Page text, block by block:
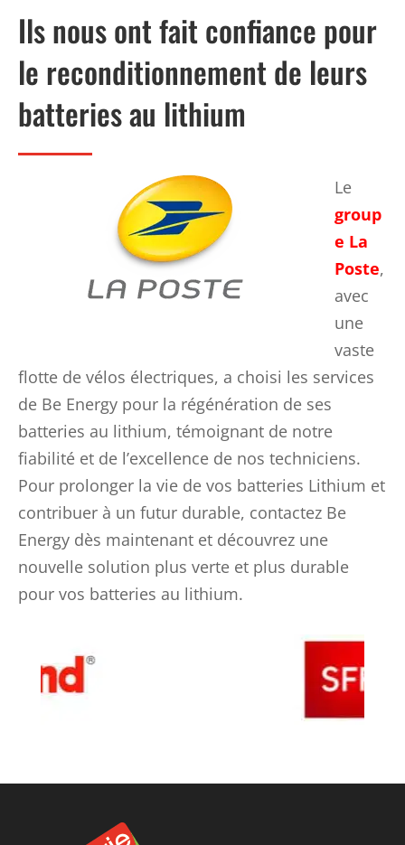
Ils nous ont fait confiance pour
le reconditionnement de leurs
batteries au lithium
Le
group
e La
Poste,
avec
une
vaste
flotte de vélos électriques, a choisi les services
de Be Energy pour la régénération de ses
batteries au lithium, témoignant de notre
fiabilité et de l’excellence de nos techniciens.
Pour prolonger la vie de vos batteries Lithium et
contribuer à un futur durable, contactez Be
Energy dès maintenant et découvrez une
nouvelle solution plus verte et plus durable
pour vos batteries au lithium.